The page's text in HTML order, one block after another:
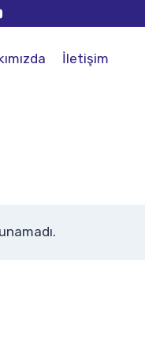
İletişim